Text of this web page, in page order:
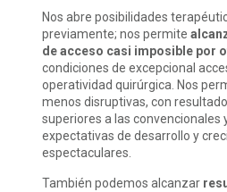
Nos abre posibilidades
previamente; nos permite
de acceso casi imposible por
condiciones de excepcional
operatividad quirúrgica. Nos
menos disruptivas, con
superiores a las convencionales
expectativas de desarrollo y
espectaculares.
También podemos alcanzar